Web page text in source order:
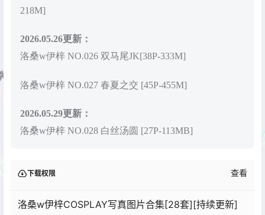
218M]
2026.05.26更新：
洛桑w伊梓 NO.026 双马尾JK[38P-333M]
洛桑w伊梓 NO.027 春夏之交 [45P-455M]
2026.05.29更新：
洛桑w伊梓 NO.028 白丝汤圆 [27P-113MB]
下载权限 查看
洛桑w伊梓COSPLAY写真图片合集[28套][持续更新]